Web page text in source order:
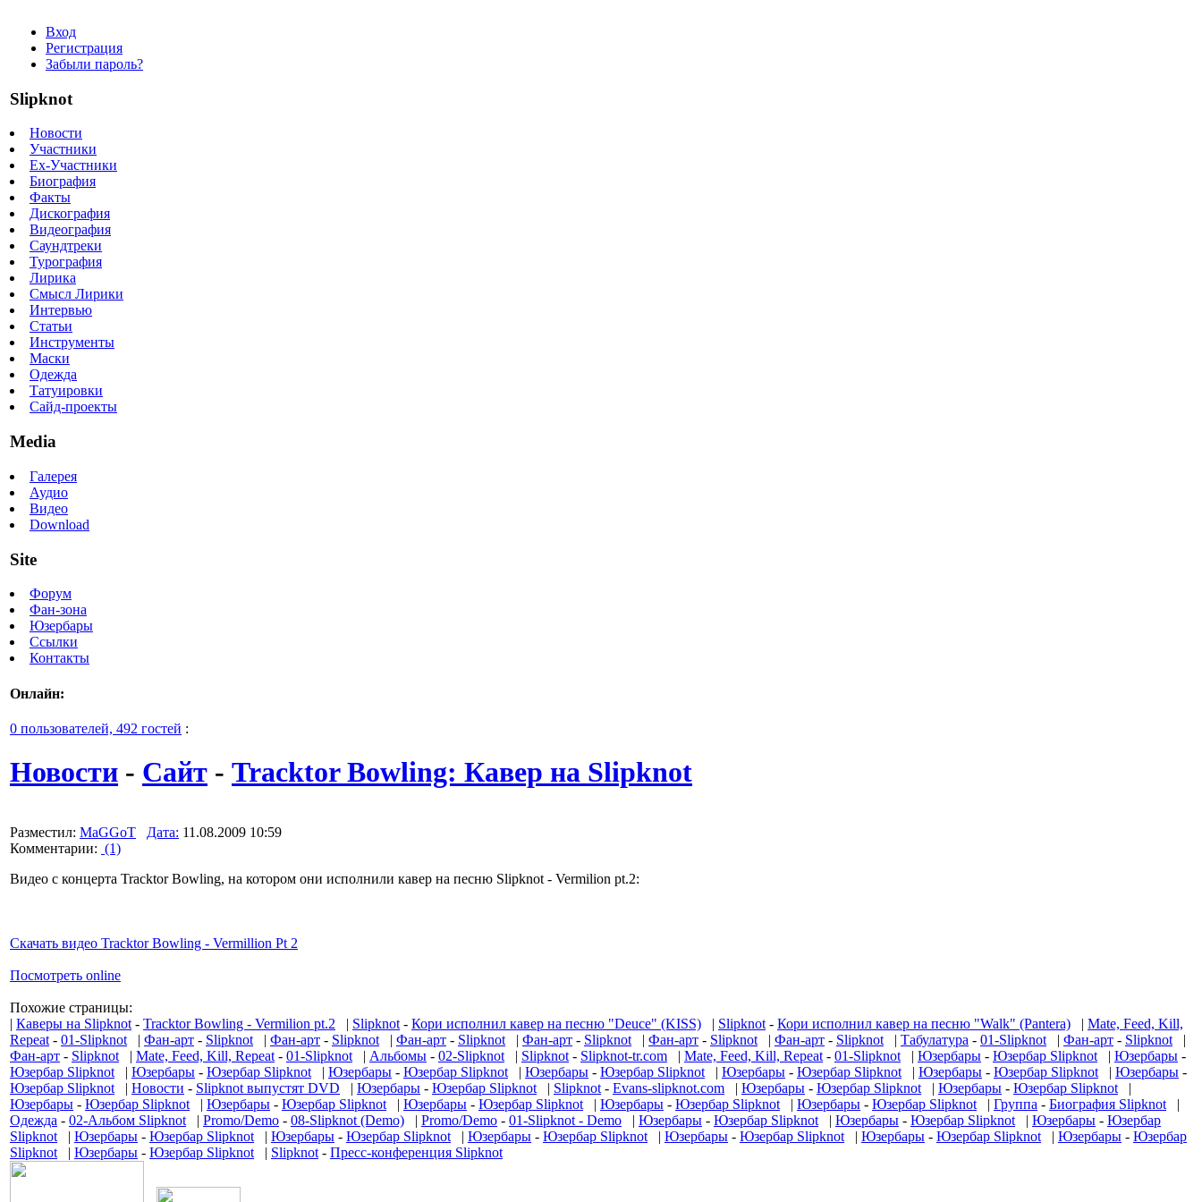
Вход
Регистрация
Забыли пароль?
Slipknot
Новости
Участники
Ex-Участники
Биография
Факты
Дискография
Видеография
Саундтреки
Турография
Лирика
Смысл Лирики
Интервью
Статьи
Инструменты
Маски
Одежда
Татуировки
Сайд-проекты
Media
Галерея
Аудио
Видео
Download
Site
Форум
Фан-зона
Юзербары
Ссылки
Контакты
Онлайн:
0 пользователей, 492 гостей :
Новости - Сайт - Tracktor Bowling: Кавер на Slipknot
Разместил: MaGGoT Дата: 11.08.2009 10:59
Комментарии: (1)
Видео с концерта Tracktor Bowling, на котором они исполнили кавер на песню Slipknot - Vermilion pt.2:
Скачать видео Tracktor Bowling - Vermillion Pt 2
Посмотреть online
Похожие страницы:
| Каверы на Slipknot - Tracktor Bowling - Vermilion pt.2 | Slipknot - Кори исполнил кавер на песню "Deuce" (KISS) | Slipknot - Кори исполнил кавер на песню "Walk" (Pantera) | Mate, Feed, Kill,
Repeat - 01-Slipknot | Фан-арт - Slipknot | Фан-арт - Slipknot | Фан-арт - Slipknot | Фан-арт - Slipknot | Фан-арт - Slipknot | Фан-арт - Slipknot | Табулатура - 01-Slipknot | Фан-арт - Slipknot |
Фан-арт - Slipknot | Mate, Feed, Kill, Repeat - 01-Slipknot | Альбомы - 02-Slipknot | Slipknot - Slipknot-tr.com | Mate, Feed, Kill, Repeat - 01-Slipknot | Юзербары - Юзербар Slipknot | Юзербары -
Юзербар Slipknot | Юзербары - Юзербар Slipknot | Юзербары - Юзербар Slipknot | Юзербары - Юзербар Slipknot | Юзербары - Юзербар Slipknot | Юзербары - Юзербар Slipknot | Юзербары -
Юзербар Slipknot | Новости - Slipknot выпустят DVD | Юзербары - Юзербар Slipknot | Slipknot - Evans-slipknot.com | Юзербары - Юзербар Slipknot | Юзербары - Юзербар Slipknot |
Юзербары - Юзербар Slipknot | Юзербары - Юзербар Slipknot | Юзербары - Юзербар Slipknot | Юзербары - Юзербар Slipknot | Юзербары - Юзербар Slipknot | Группа - Биография Slipknot |
Одежда - 02-Альбом Slipknot | Promo/Demo - 08-Slipknot (Demo) | Promo/Demo - 01-Slipknot - Demo | Юзербары - Юзербар Slipknot | Юзербары - Юзербар Slipknot | Юзербары - Юзербар
Slipknot | Юзербары - Юзербар Slipknot | Юзербары - Юзербар Slipknot | Юзербары - Юзербар Slipknot | Юзербары - Юзербар Slipknot | Юзербары - Юзербар Slipknot | Юзербары - Юзербар
Slipknot | Юзербары - Юзербар Slipknot | Slipknot - Пресс-конференция Slipknot